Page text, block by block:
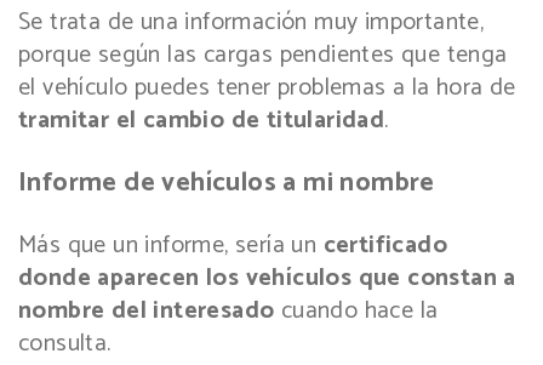
Se trata de una información muy importante,
porque según las cargas pendientes que tenga
el vehículo puedes tener problemas a la hora de
tramitar el cambio de titularidad.
Informe de vehículos a mi nombre
Más que un informe, sería un certificado
donde aparecen los vehículos que constan a
nombre del interesado cuando hace la
consulta.